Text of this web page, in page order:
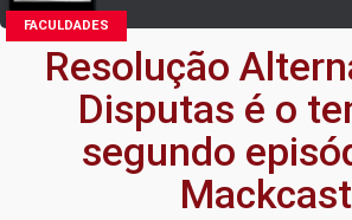
FACULDADES
Resolução
Disputas é o
segundo
Mackcast